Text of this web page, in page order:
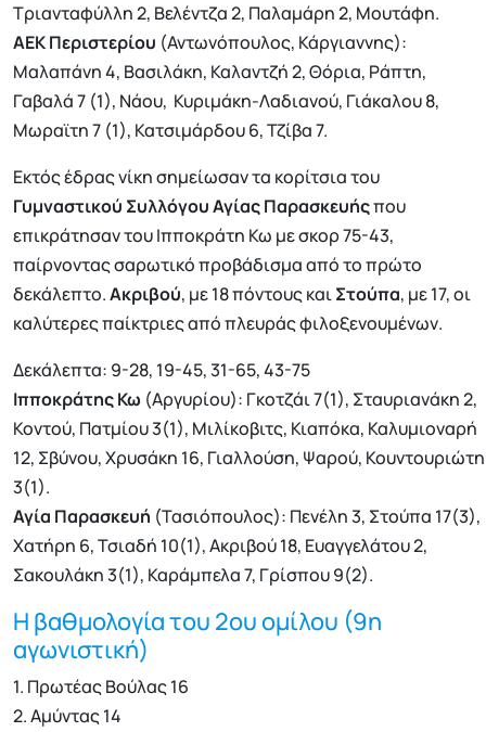
Τριανταφύλλη 2, Βελέντζα 2, Παλαμάρη 2, Μουτάφη.
ΑΕΚ Περιστερίου (Αντωνόπουλος, Κάργιαννης):
Μαλαπάνη 4, Βασιλάκη, Καλαντζή 2, Θόρια, Ράπτη,
Γαβαλά 7 (1), Νάου, Κυριμάκη-Λαδιανού, Γιάκαλου 8,
Μωραϊτη 7 (1), Κατσιμάρδου 6, Τζίβα 7.
Εκτός έδρας νίκη σημείωσαν τα κορίτσια του
Γυμναστικού Συλλόγου Αγίας Παρασκευήςπου
επικράτησαν του Ιπποκράτη Κω με σκορ 75-43,
παίρνοντας σαρωτικό προβάδισμα από το πρώτο
δεκάλεπτο.Ακριβού, με 18 πόντους καιΣτούπα, με 17, οι
καλύτερες παίκτριες από πλευράς φιλοξενουμένων.
Δεκάλεπτα: 9-28, 19-45, 31-65, 43-75
Ιπποκράτης Κω (Αργυρίου): Γκοτζάι 7(1), Σταυριανάκη 2,
Κοντού, Πατμίου 3(1), Μιλίκοβιτς, Κιαπόκα, Καλυμιοναρή
12, Σβύνου, Χρυσάκη 16, Γιαλλούση, Ψαρού, Κουντουριώτη
3(1).
Αγία Παρασκευή (Τασιόπουλος): Πενέλη 3, Στούπα 17(3),
Χατήρη 6, Τσιαδή 10(1), Ακριβού 18, Ευαγγελάτου 2,
Σακουλάκη 3(1), Καράμπελα 7, Γρίσπου 9(2).
Η βαθμολογία του 2ου ομίλου (9η
αγωνιστική)
1. Πρωτέας Βούλας 16
2. Αμύντας 14